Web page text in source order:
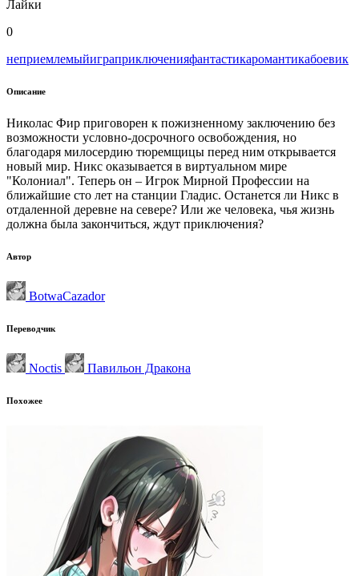
Лайки
0
неприемлемыйиграприключенияфантастикаромантикабоевик
Описание
Николас Фир приговорен к пожизненному заключению без
возможности условно-досрочного освобождения, но
благодаря милосердию тюремщицы перед ним открывается
новый мир. Никс оказывается в виртуальном мире
"Колониал". Теперь он – Игрок Мирной Профессии на
ближайшие сто лет на станции Гладис. Останется ли Никс в
отдаленной деревне на севере? Или же человека, чья жизнь
должна была закончиться, ждут приключения?
Автор
BotwaCazador
Переводчик
Noctis Павильон Дракона
Похожее